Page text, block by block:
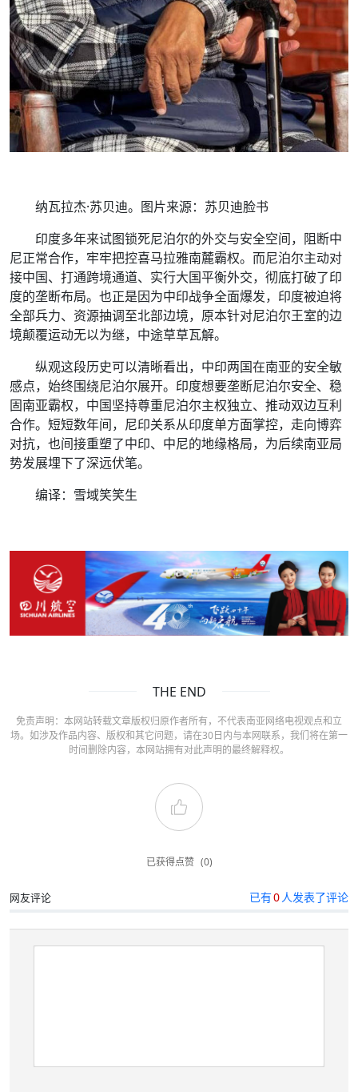
纳瓦拉杰·苏贝迪。图片来源：苏贝迪脸书
印度多年来试图锁死尼泊尔的外交与安全空间，阻断中
尼正常合作，牢牢把控喜马拉雅南麓霸权。而尼泊尔主动对
接中国、打通跨境通道、实行大国平衡外交，彻底打破了印
度的垄断布局。也正是因为中印战争全面爆发，印度被迫将
全部兵力、资源抽调至北部边境，原本针对尼泊尔王室的边
境颠覆运动无以为继，中途草草瓦解。
纵观这段历史可以清晰看出，中印两国在南亚的安全敏
感点，始终围绕尼泊尔展开。印度想要垄断尼泊尔安全、稳
固南亚霸权，中国坚持尊重尼泊尔主权独立、推动双边互利
合作。短短数年间，尼印关系从印度单方面掌控，走向博弈
对抗，也间接重塑了中印、中尼的地缘格局，为后续南亚局
势发展埋下了深远伏笔。
编译：雪域笑笑生
THE END
免责声明：本网站转载文章版权归原作者所有，不代表南亚网络电视观点和立
场。如涉及作品内容、版权和其它问题，请在30日内与本网联系，我们将在第一
时间删除内容，本网站拥有对此声明的最终解释权。
已获得点赞 (0)
网友评论 已有0 人发表了评论